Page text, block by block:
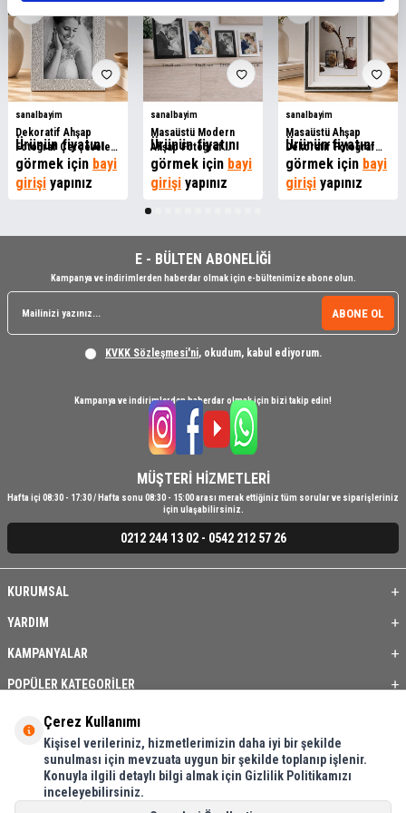
sanalbayim
Dekoratif Ahşap
Fotoğraf Çerçeveleri
- MDF
Ürünün fiyatını
görmek için bayi
girişi yapınız
sanalbayim
Masaüstü Modern
Ahşap Fotoğraf
Çerçeveleri - MDF
Ürünün fiyatını
görmek için bayi
girişi yapınız
sanalbayim
Masaüstü Ahşap
Dekoratif Fotoğraf
Çerçeveleri -MDF
Ürünün fiyatını
görmek için bayi
girişi yapınız
E - BÜLTEN ABONELİĞİ
Kampanya ve indirimlerden haberdar olmak için e-bültenimize abone olun.
ABONE OL
KVKK Sözleşmesi'ni, okudum, kabul ediyorum.
Kampanya ve indirimlerden haberdar olmak için bizi takip edin!
MÜŞTERİ HİZMETLERİ
Hafta içi 08:30 - 17:30 / Hafta sonu 08:30 - 15:00 arası merak ettiğiniz tüm sorular ve siparişleriniz
için ulaşabilirsiniz.
0212 244 13 02 - 0542 212 57 26
KURUMSAL
YARDIM
KAMPANYALAR
POPÜLER KATEGORİLER
ÜYE / BAYİ
ÖNE ÇIKAN ÜRÜNLER
BASKI REHBERİ
İLETİŞİM
Çerez Kullanımı
Kişisel verileriniz, hizmetlerimizin daha iyi bir şekilde
sunulması için mevzuata uygun bir şekilde toplanıp işlenir.
Konuyla ilgili detaylı bilgi almak için Gizlilik Politikamızı
inceleyebilirsiniz.